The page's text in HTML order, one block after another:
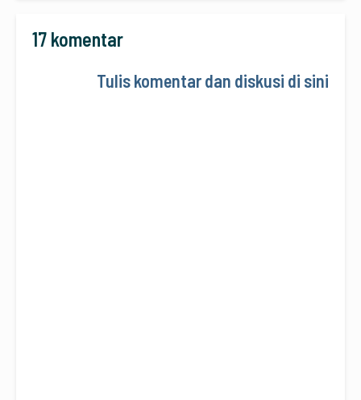
17 komentar
Tulis komentar dan diskusi di sini